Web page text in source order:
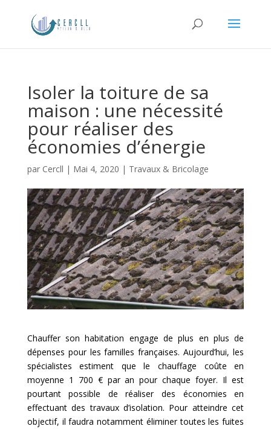
Isoler la toiture de sa
maison : une nécessité
pour réaliser des
économies d’énergie
par Cercll | Mai 4, 2020 | Travaux & Bricolage
Chauffer son habitation engage de plus en plus de
dépenses pour les familles françaises. Aujourd’hui, les
spécialistes estiment que le chauffage coûte en
moyenne 1 700 € par an pour chaque foyer. Il est
pourtant possible de réaliser des économies en
effectuant des travaux d’isolation. Pour atteindre cet
objectif, il faudra notamment éliminer toutes les fuites